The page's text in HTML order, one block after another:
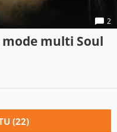
2
mode multi Soul
(22)